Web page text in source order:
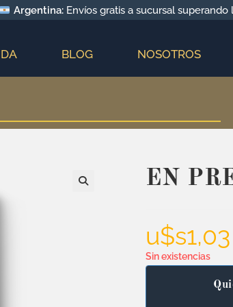
Argentina:Envíos gratis a sucursal superando
BLOG NOSOTROS
EN
u$s1,03
Sin existencias